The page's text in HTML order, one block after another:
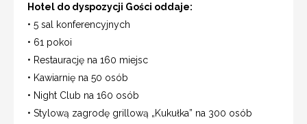
Hotel do dyspozycji Gości oddaje:
• 5 sal konferencyjnych
• 61 pokoi
• Restaurację na 160 miejsc
• Kawiarnię na 50 osób
• Night Club na 160 osób
• Stylową zagrodę grillową „Kukułka” na 300 osób